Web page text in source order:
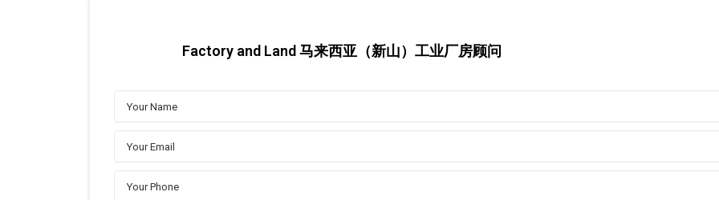
Factory and Land 马来西亚（新山）工业厂房顾问